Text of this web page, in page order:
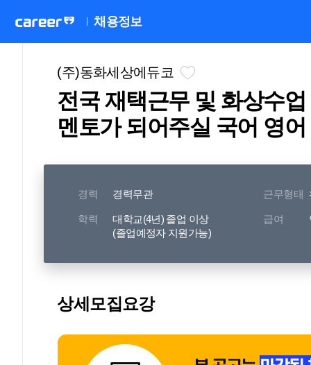
채용정보
(주)동화세상에듀코
전국 재택근무 및 화상수
멘토가 되어주실 국어 영
경력 경력무관 근무형태
학력
대학교(4년) 졸업 이상
(졸업예정자 지원가능)
급여
상세모집요강